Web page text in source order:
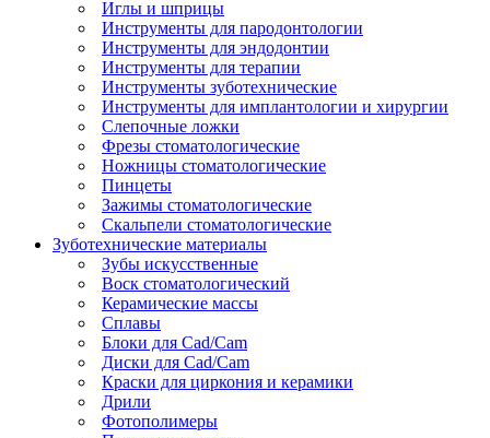
Иглы и шприцы
Инструменты для пародонтологии
Инструменты для эндодонтии
Инструменты для терапии
Инструменты зуботехнические
Инструменты для имплантологии и хирургии
Слепочные ложки
Фрезы стоматологические
Ножницы стоматологические
Пинцеты
Зажимы стоматологические
Скальпели стоматологические
Зуботехнические материалы
Зубы искусственные
Воск стоматологический
Керамические массы
Сплавы
Блоки для Cad/Cam
Диски для Cad/Cam
Краски для циркония и керамики
Дрили
Фотополимеры